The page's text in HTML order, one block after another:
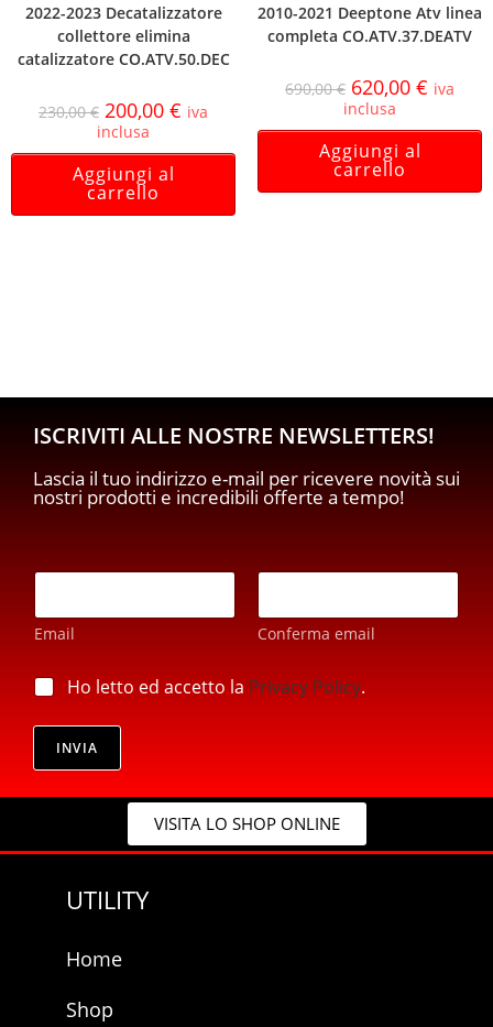
2022-2023 Decatalizzatore
collettore elimina
catalizzatore CO.ATV.50.DEC
230,00€ 200,00 € iva
inclusa
Aggiungi al
carrello
2010-2021 Deeptone Atv linea
completa CO.ATV.37.DEATV
690,00€ 620,00 € iva
inclusa
Aggiungi al
carrello
ISCRIVITI ALLE NOSTRE NEWSLETTERS!
Lascia il tuo indirizzo e-mail per ricevere novità sui
nostri prodotti e incredibili offerte a tempo!
a
i
p
i
a
c
E
a
i
*
Email Conferma email
p
r
i
a
Ho letto ed accetto la Privacy Policy.
INVIA
VISITA LO SHOP ONLINE
UTILITY
Home
Shop